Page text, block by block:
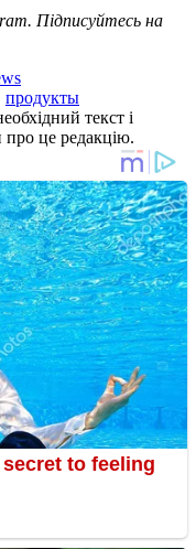
Підписуйтесь на
продукты
текст і
про це редакцію.